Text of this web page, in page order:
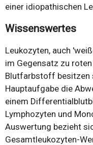
einer idiopathischen
Wissenswertes
Leukozyten, auch
im Gegensatz zu
Blutfarbstoff besitzen
Hauptaufgabe die
einem
Lymphozyten und
Auswertung bezieht
Gesamtleukozyten-